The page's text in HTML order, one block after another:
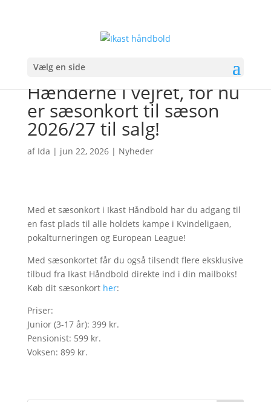
Vælg en side
Hænderne i vejret, for nu
er sæsonkort til sæson
2026/27 til salg!
af Ida | jun 22, 2026| Nyheder
Med et sæsonkort i Ikast Håndbold har du adgang til
en fast plads til alle holdets kampe i Kvindeligaen,
pokalturneringen og European League!
Med sæsonkortet får du også tilsendt flere eksklusive
tilbud fra Ikast Håndbold direkte ind i din mailboks!
Køb dit sæsonkort her:
Priser:
Junior (3-17 år): 399 kr.
Pensionist: 599 kr.
Voksen: 899 kr.